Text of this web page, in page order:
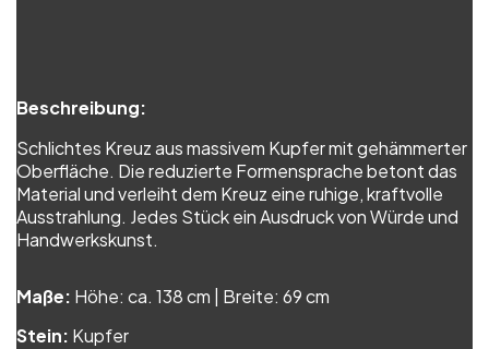
Beschreibung:
Schlichtes Kreuz aus massivem Kupfer mit gehämmerter
Oberfläche. Die reduzierte Formensprache betont das
Material und verleiht dem Kreuz eine ruhige, kraftvolle
Ausstrahlung. Jedes Stück ein Ausdruck von Würde und
Handwerkskunst.
Maße: Höhe: ca. 138 cm | Breite: 69 cm
Stein: Kupfer